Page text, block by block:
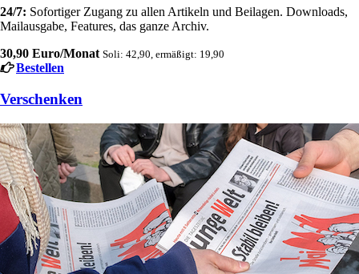
24/7: Sofortiger Zugang zu allen Artikeln und Beilagen. Downloads,
Mailausgabe, Features, das ganze Archiv.
30,90 Euro/Monat Soli: 42,90, ermäßigt: 19,90
Bestellen
Verschenken